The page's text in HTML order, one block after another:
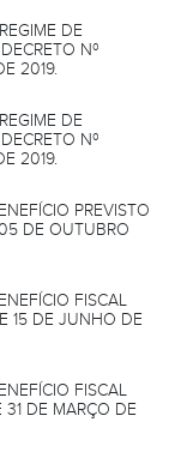
DE
Nº
2019.
DE
Nº
2019.
PREVISTO
DE OUTUBRO
FISCAL
15 DE JUNHO DE
FISCAL
31 DE MARÇO DE